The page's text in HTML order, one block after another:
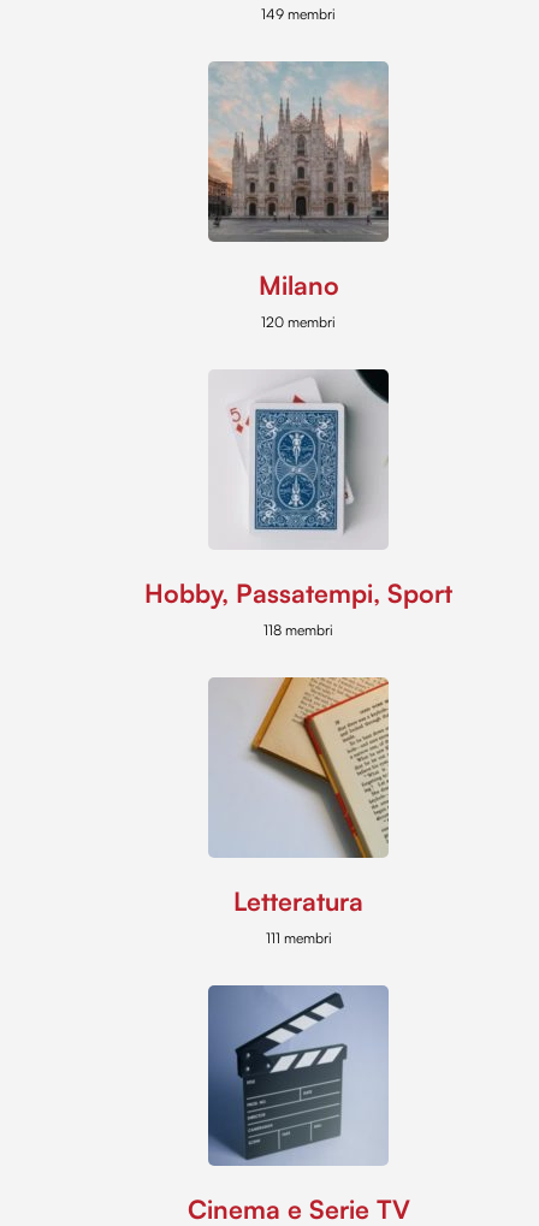
149 membri
Milano
120 membri
Hobby, Passatempi, Sport
118 membri
Letteratura
111 membri
Cinema e Serie TV